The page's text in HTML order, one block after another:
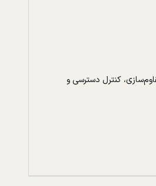
کنترل دسترسی و